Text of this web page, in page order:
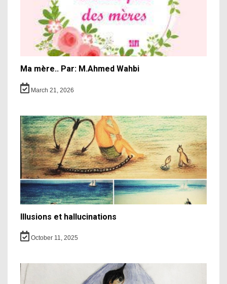
Ma mère.. Par: M.Ahmed Wahbi
March 21, 2026
Illusions et hallucinations
October 11, 2025